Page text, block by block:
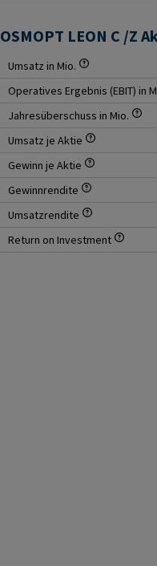
OSMOPT LEON C /Z
Umsatz in Mio.
Operatives Ergebnis (EBIT) in
Jahresüberschuss in Mio.
Umsatz je Aktie
Gewinn je Aktie
Gewinnrendite
Umsatzrendite
Return on Investment